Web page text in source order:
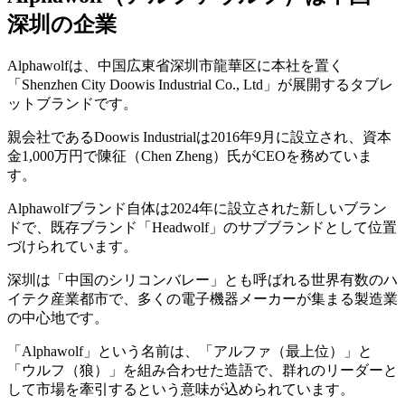
深圳の企業
Alphawolfは、中国広東省深圳市龍華区に本社を置く
「Shenzhen City Doowis Industrial Co., Ltd」が展開するタブレ
ットブランドです。
親会社であるDoowis Industrialは2016年9月に設立され、資本
金1,000万円で陳征（Chen Zheng）氏がCEOを務めていま
す。
Alphawolfブランド自体は2024年に設立された新しいブラン
ドで、既存ブランド「Headwolf」のサブブランドとして位置
づけられています。
深圳は「中国のシリコンバレー」とも呼ばれる世界有数のハ
イテク産業都市で、多くの電子機器メーカーが集まる製造業
の中心地です。
「Alphawolf」という名前は、「アルファ（最上位）」と
「ウルフ（狼）」を組み合わせた造語で、群れのリーダーと
して市場を牽引するという意味が込められています。